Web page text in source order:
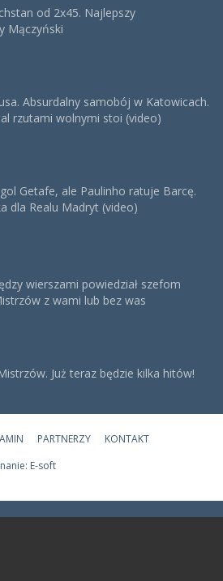
od 2x45. Najlepszy
Mączyński
Absurdalny samobój w Katowicach.
rzutami wolnymi stoi (video)
Getafe, ale Paulinho ratuje Barcę.
dla Realu Madryt (video)
wierszami powiedział szefom
z wami lub bez was
Już teraz będzie kilka hitów!
PARTNERZY
KONTAKT
E-soft